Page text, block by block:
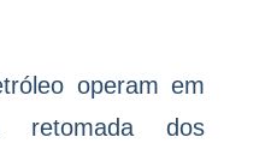
operam em
dos